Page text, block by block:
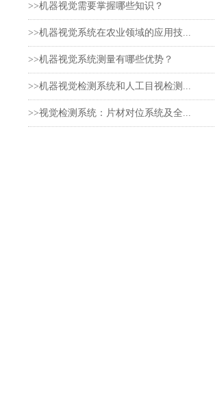
>>机器视觉需要掌握哪些知识？
>>机器视觉系统在农业领域的应用技...
>>机器视觉系统测量有哪些优势？
>>机器视觉检测系统和人工目视检测...
>>视觉检测系统：片材对位系统及全...